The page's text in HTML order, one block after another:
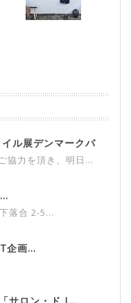
ル展デンマークパ
協力を頂き、明日...
落合 2-5...
企画...
サロン・ド I...